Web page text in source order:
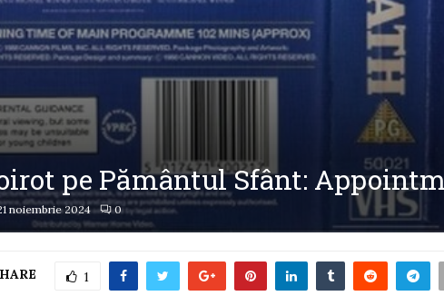
pe Pământul Sfânt:
noiembrie 2024 0
1